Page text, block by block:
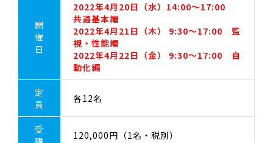
開
催
日
2022年4月20日（水）14:00～17:00
共通基本編
2022年4月21日（木） 9:30～17:00 監
視・性能編
2022年4月22日（金） 9:30～17:00 自
動化編
定
員
各12名
受
120,000円（1名・税別）